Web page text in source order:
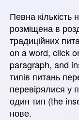
Певна кількість
розміщена в
традиційних
on a word, click
paragraph, and
типів питань
перевірялися у
один тип (the
нове.